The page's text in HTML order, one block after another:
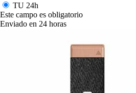
TU 24h
Este campo es obligatorio
Enviado en 24 horas